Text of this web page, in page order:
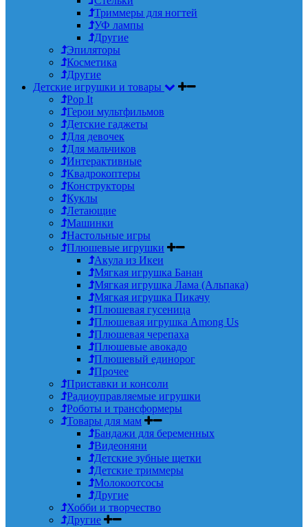
Триммеры для ногтей
УФ лампы
Другие
Эпиляторы
Косметика
Другие
Детские игрушки и товары
Pop It
Герои мультфильмов
Детские гаджеты
Для девочек
Для мальчиков
Интерактивные
Квадрокоптеры
Конструкторы
Куклы
Летающие
Машинки
Настольные игры
Плюшевые игрушки
Акула из Икеи
Мягкая игрушка Банан
Мягкая игрушка Лама (Альпака)
Мягкая игрушка Пикачу
Плюшевая гусеница
Плюшевая игрушка Among Us
Плюшевая черепаха
Плюшевые авокадо
Плюшевый единорог
Прочее
Приставки и консоли
Радиоуправляемые игрушки
Роботы и трансформеры
Товары для мам
Бандажи для беременных
Видеоняни
Детские зубные щетки
Детские триммеры
Молокоотсосы
Другие
Хобби и творчество
Другие